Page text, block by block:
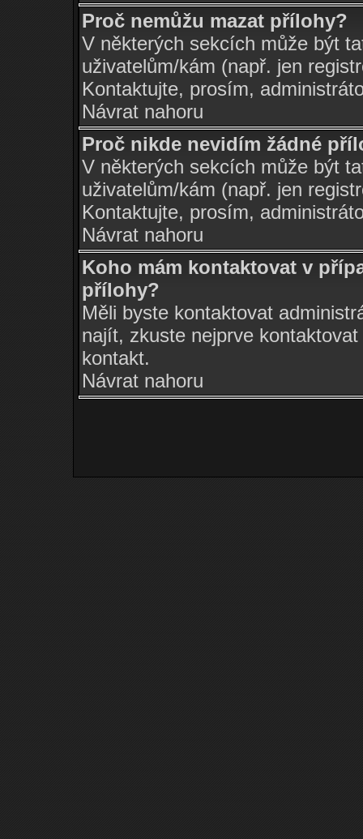
Proč nemůžu mazat přílohy?
V některých sekcích může být
uživatelům/kám (např. jen
Kontaktujte, prosím,
Návrat nahoru
Proč nikde nevidím žádné
V některých sekcích může být
uživatelům/kám (např. jen
Kontaktujte, prosím,
Návrat nahoru
Koho mám kontaktovat v
přílohy?
Měli byste kontaktovat
najít, zkuste nejprve
kontakt.
Návrat nahoru